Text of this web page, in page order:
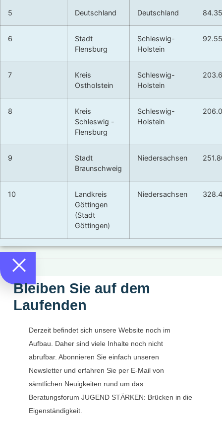
5 Deutschland Deutschland
6
Stadt
Flensburg
Schleswig-
Holstein
7
Kreis
Ostholstein
Schleswig-
Holstein
8
Kreis
Schleswig -
Flensburg
Schleswig-
Holstein
9
Stadt
Braunschweig
Niedersachsen
10
Landkreis
Göttingen
(Stadt
Göttingen)
Niedersachsen
Bleiben Sie auf dem
Laufenden
Derzeit befindet sich unsere Website noch im
Aufbau. Daher sind viele Inhalte noch nicht
abrufbar. Abonnieren Sie einfach unseren
Newsletter und erfahren Sie per E-Mail von
sämtlichen Neuigkeiten rund um das
Beratungsforum JUGEND STÄRKEN: Brücken in die
Eigenständigkeit.